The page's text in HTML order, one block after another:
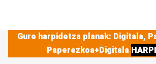
Gure harpidetza planak: Digitala,
Paperezkoa+Digitala